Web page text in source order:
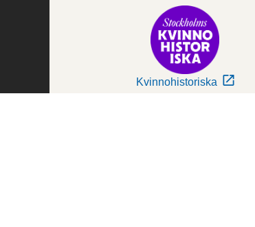
Kvinnohistoriska